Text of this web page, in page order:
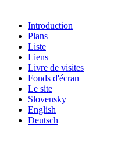
Introduction
Plans
Liste
Liens
Livre de visites
Fonds d'écran
Le site
Slovensky
English
Deutsch